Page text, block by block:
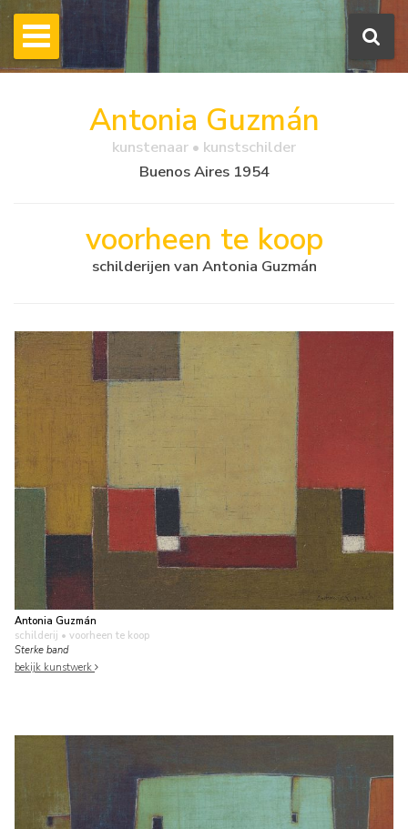
Antonia Guzmán
kunstenaar • kunstschilder
Buenos Aires 1954
voorheen te koop
schilderijen van Antonia Guzmán
Antonia Guzmán
schilderij • voorheen te koop
Sterke band
bekijk kunstwerk